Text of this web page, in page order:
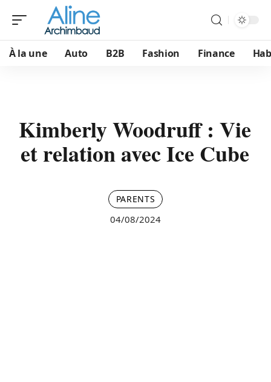
À la une Auto B2B Fashion Finance
Kimberly Woodruff : Vie
et relation avec Ice Cube
PARENTS
04/08/2024